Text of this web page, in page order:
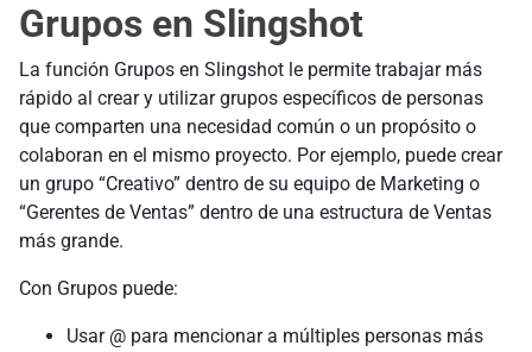
Grupos en Slingshot
La función Grupos en Slingshot le permite trabajar más
rápido al crear y utilizar grupos específicos de personas
que comparten una necesidad común o un propósito o
colaboran en el mismo proyecto. Por ejemplo, puede crear
un grupo “Creativo” dentro de su equipo de Marketing o
“Gerentes de Ventas” dentro de una estructura de Ventas
más grande.
Con Grupos puede:
Usar @ para mencionar a múltiples personas más